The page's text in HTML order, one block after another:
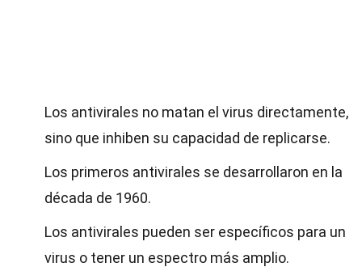
Los antivirales no matan el virus directamente,
sino que inhiben su capacidad de replicarse.
Los primeros antivirales se desarrollaron en la
década de 1960.
Los antivirales pueden ser específicos para un
virus o tener un espectro más amplio.